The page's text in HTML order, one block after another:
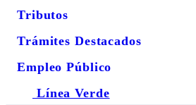
Tributos
Trámites Destacados
Empleo Público
Línea Verde